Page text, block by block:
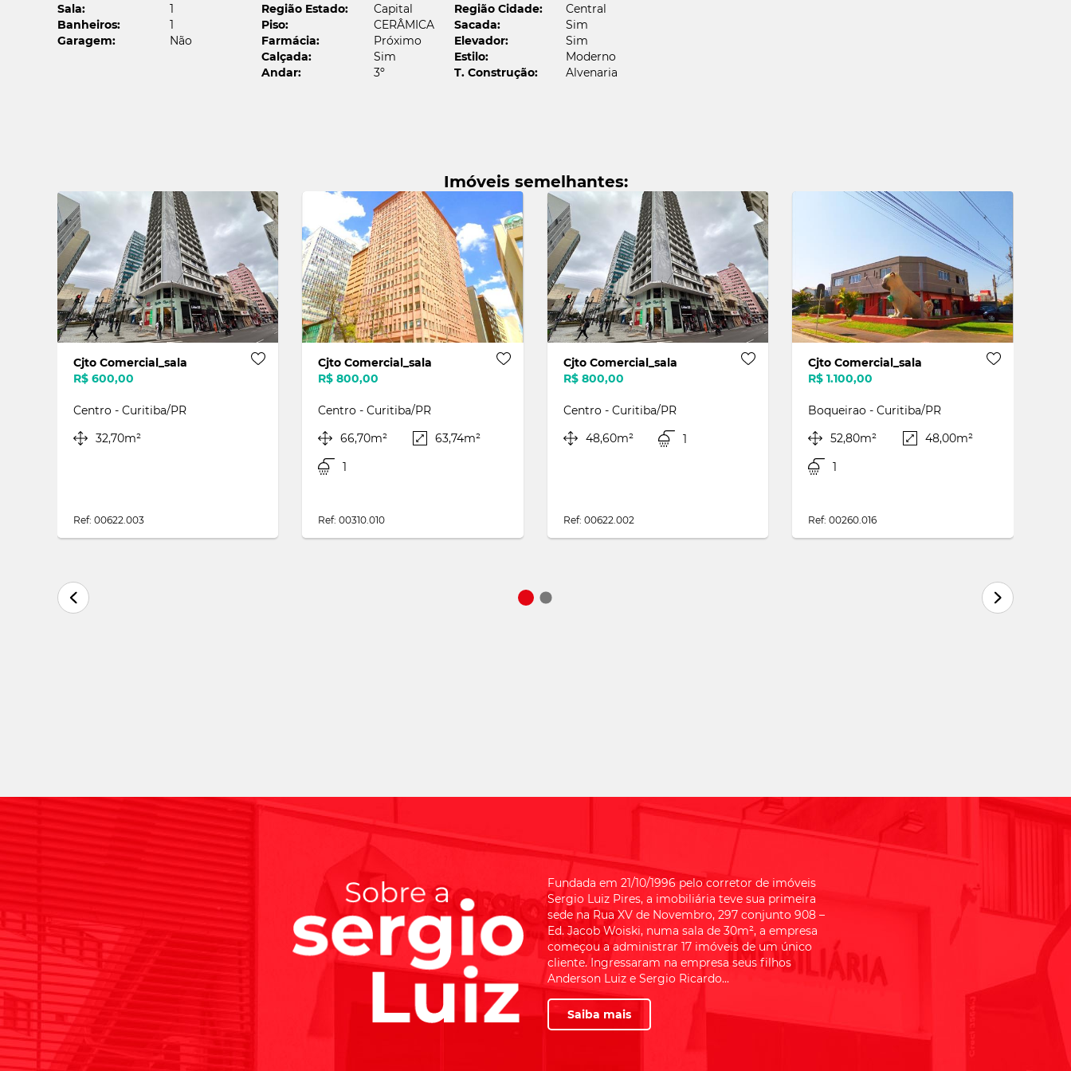
Envie o link da ficha para seu fiador
Email do fiador
Enviar
Acessar favoritos
Quatro Barras
Sao Jose dos Pinhais
Sala:
1
Banheiros:
1
Garagem:
Não
Região Estado: Capital Região Cidade:
Central
Piso:
CERÂMICA Sacada:
Sim
Farmácia:
Próximo Elevador:
Sim
Calçada:
Sim Estilo:
Moderno
Andar:
3º T. Construção: Alvenaria
Imóveis semelhantes:
Cjto Comercial_sala
R$ 1.600,00
Centro - Curitiba/PR
79,00m²
Ref: 00310.009
Cjto Comercial_sala
R$ 650,00
Centro - Curitiba/PR
68,96m²
45,20m²
Ref: 00431.001
Cjto Comercial_sala
R$ 590,00
Centro - Curitiba/PR
34,30m²
Ref: 00310.015
Cjto Comercial_sala
R$ 600,00
Centro - Curitiba/PR
32,70m²
Ref: 00622.003
Fundada em 21/10/1996 pelo corretor de imóveis
Sergio Luiz Pires, a imobiliária teve sua primeira
sede na Rua XV de Novembro, 297 conjunto 908 –
Ed. Jacob Woiski, numa sala de 30m², a empresa
começou a administrar 17 imóveis de um único
cliente. Ingressaram na empresa seus filhos
Anderson Luiz e Sergio Ricardo...
Saiba mais